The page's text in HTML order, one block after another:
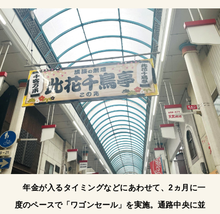
年金が入るタイミングなどにあわせて、2ヵ月に一
度のペースで「ワゴンセール」を実施。通路中央に並